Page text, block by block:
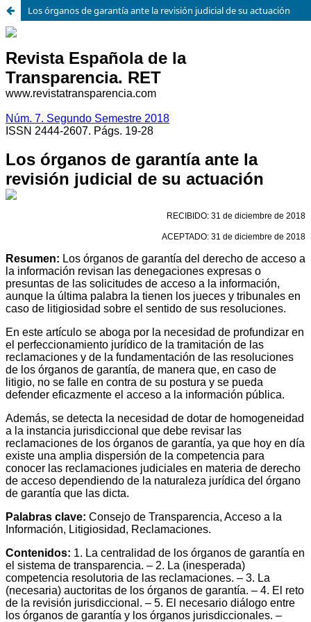
Los órganos de garantía ante la revisión judicial de su actuación